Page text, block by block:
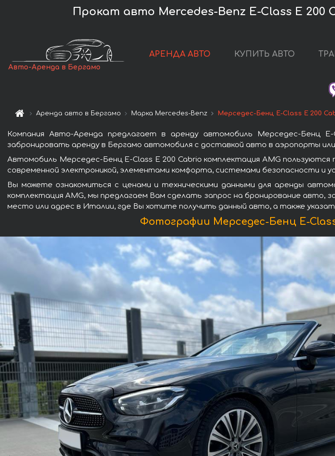
Прокат авто Mercedes-Benz E-Class E 200
Авто-Аренда в Бергамо
АРЕНДА АВТО КУПИТЬ АВТО
Аренда авто в Бергамо Марка Mercedes-Benz Мерседес-Бенц E-Class E 200
Компания Авто-Аренда предлагает в аренду автомобиль Мерседес-Бенц
забронировать аренду в Бергамо автомобиля с доставкой авто в аэропорты
Автомобиль Мерседес-Бенц E-Class E 200 Cabrio комплектация AMG
современной электроникой, элементами комфорта, системами безопасности и
Вы можете ознакомиться с ценами и техническими данными для аренды
комплектация AMG, мы предлагаем Вам сделать запрос на бронирование авто,
место или адрес в Италии, где Вы хотите получить данный авто, а также
Фотографии Мерседес-Бенц E-